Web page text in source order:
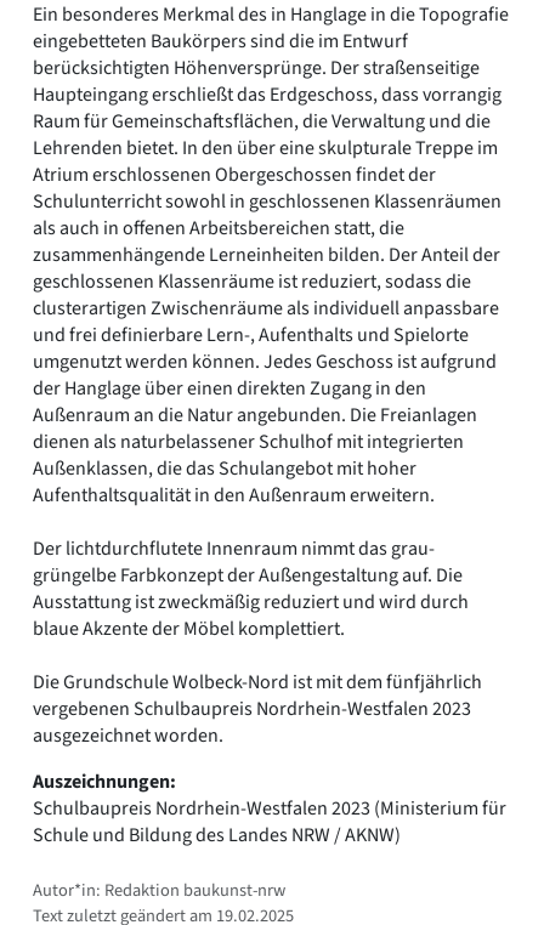
Ein besonderes Merkmal des in Hanglage in die Topografie
eingebetteten Baukörpers sind die im Entwurf
berücksichtigten Höhenversprünge. Der straßenseitige
Haupteingang erschließt das Erdgeschoss, dass vorrangig
Raum für Gemeinschaftsflächen, die Verwaltung und die
Lehrenden bietet. In den über eine skulpturale Treppe im
Atrium erschlossenen Obergeschossen findet der
Schulunterricht sowohl in geschlossenen Klassenräumen
als auch in offenen Arbeitsbereichen statt, die
zusammenhängende Lerneinheiten bilden. Der Anteil der
geschlossenen Klassenräume ist reduziert, sodass die
clusterartigen Zwischenräume als individuell anpassbare
und frei definierbare Lern-, Aufenthalts und Spielorte
umgenutzt werden können. Jedes Geschoss ist aufgrund
der Hanglage über einen direkten Zugang in den
Außenraum an die Natur angebunden. Die Freianlagen
dienen als naturbelassener Schulhof mit integrierten
Außenklassen, die das Schulangebot mit hoher
Aufenthaltsqualität in den Außenraum erweitern.
Der lichtdurchflutete Innenraum nimmt das grau-
grüngelbe Farbkonzept der Außengestaltung auf. Die
Ausstattung ist zweckmäßig reduziert und wird durch
blaue Akzente der Möbel komplettiert.
Die Grundschule Wolbeck-Nord ist mit dem fünfjährlich
vergebenen Schulbaupreis Nordrhein-Westfalen 2023
ausgezeichnet worden.
Auszeichnungen:
Schulbaupreis Nordrhein-Westfalen 2023 (Ministerium für
Schule und Bildung des Landes NRW / AKNW)
Autor*in: Redaktion baukunst-nrw
Text zuletzt geändert am 19.02.2025